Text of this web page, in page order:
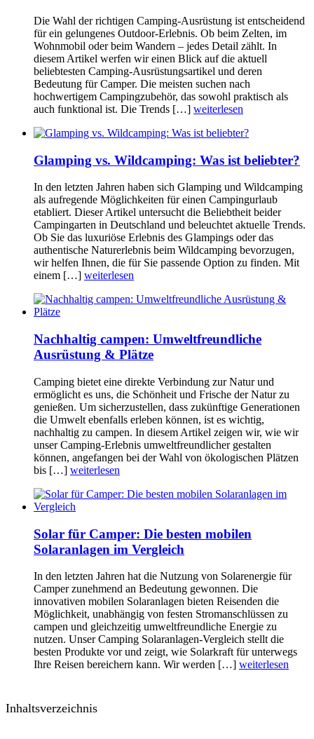
Die Wahl der richtigen Camping-Ausrüstung ist entscheidend
für ein gelungenes Outdoor-Erlebnis. Ob beim Zelten, im
Wohnmobil oder beim Wandern – jedes Detail zählt. In
diesem Artikel werfen wir einen Blick auf die aktuell
beliebtesten Camping-Ausrüstungsartikel und deren
Bedeutung für Camper. Die meisten suchen nach
hochwertigem Campingzubehör, das sowohl praktisch als
auch funktional ist. Die Trends […] weiterlesen
Glamping vs. Wildcamping: Was ist beliebter?
In den letzten Jahren haben sich Glamping und Wildcamping
als aufregende Möglichkeiten für einen Campingurlaub
etabliert. Dieser Artikel untersucht die Beliebtheit beider
Campingarten in Deutschland und beleuchtet aktuelle Trends.
Ob Sie das luxuriöse Erlebnis des Glampings oder das
authentische Naturerlebnis beim Wildcamping bevorzugen,
wir helfen Ihnen, die für Sie passende Option zu finden. Mit
einem […] weiterlesen
Nachhaltig campen: Umweltfreundliche
Ausrüstung & Plätze
Camping bietet eine direkte Verbindung zur Natur und
ermöglicht es uns, die Schönheit und Frische der Natur zu
genießen. Um sicherzustellen, dass zukünftige Generationen
die Umwelt ebenfalls erleben können, ist es wichtig,
nachhaltig zu campen. In diesem Artikel zeigen wir, wie wir
unser Camping-Erlebnis umweltfreundlicher gestalten
können, angefangen bei der Wahl von ökologischen Plätzen
bis […] weiterlesen
Solar für Camper: Die besten mobilen
Solaranlagen im Vergleich
In den letzten Jahren hat die Nutzung von Solarenergie für
Camper zunehmend an Bedeutung gewonnen. Die
innovativen mobilen Solaranlagen bieten Reisenden die
Möglichkeit, unabhängig von festen Stromanschlüssen zu
campen und gleichzeitig umweltfreundliche Energie zu
nutzen. Unser Camping Solaranlagen-Vergleich stellt die
besten Produkte vor und zeigt, wie Solarkraft für unterwegs
Ihre Reisen bereichern kann. Wir werden […] weiterlesen
Inhaltsverzeichnis